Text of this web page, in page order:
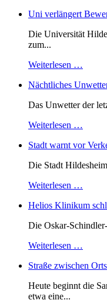
Uni verlängert
Die Universität
zum...
Weiterlesen …
Nächtliches
Das Unwetter der
Weiterlesen …
Stadt warnt vor
Die Stadt
Weiterlesen …
Helios Klinikum
Die Oskar-
Weiterlesen …
Straße zwischen
Heute beginnt die
etwa eine...